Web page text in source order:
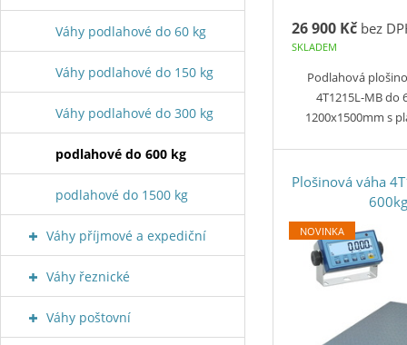
26 900 Kč bez
SKLADEM
Podlahová
4T1215L-MB do
1200x1500mm s
Plošinová váha
NOVINKA
Váhy podlahové do 60 kg
Váhy podlahové do 150 kg
Váhy podlahové do 300 kg
podlahové do 600 kg
podlahové do 1500 kg
Váhy příjmové a expediční
Váhy řeznické
Váhy poštovní